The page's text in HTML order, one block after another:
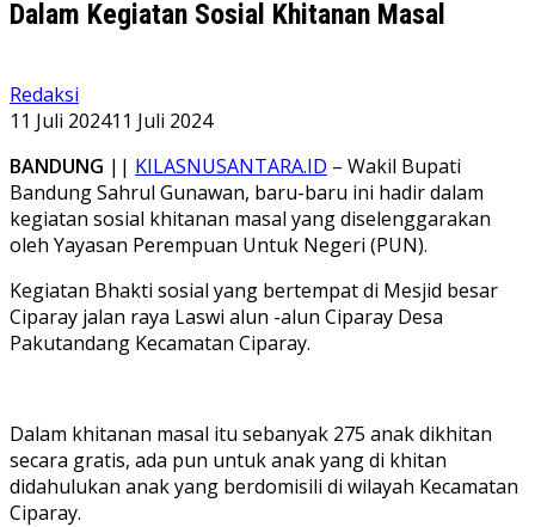
Dalam Kegiatan Sosial Khitanan Masal
Redaksi
11 Juli 202411 Juli 2024
BANDUNG || KILASNUSANTARA.ID – Wakil Bupati
Bandung Sahrul Gunawan, baru-baru ini hadir dalam
kegiatan sosial khitanan masal yang diselenggarakan
oleh Yayasan Perempuan Untuk Negeri (PUN).
Kegiatan Bhakti sosial yang bertempat di Mesjid besar
Ciparay jalan raya Laswi alun -alun Ciparay Desa
Pakutandang Kecamatan Ciparay.
Dalam khitanan masal itu sebanyak 275 anak dikhitan
secara gratis, ada pun untuk anak yang di khitan
didahulukan anak yang berdomisili di wilayah Kecamatan
Ciparay.